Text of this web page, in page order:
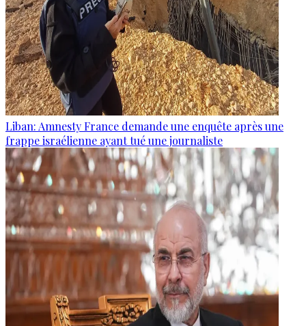
Liban: Amnesty France demande une enquête après une
frappe israélienne ayant tué une journaliste